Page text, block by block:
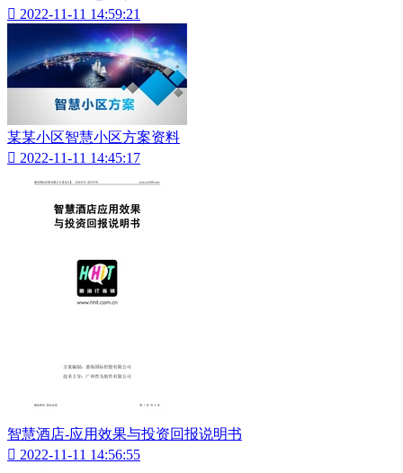
 2022-11-11 14:59:21
某某小区智慧小区方案资料
 2022-11-11 14:45:17
智慧酒店-应用效果与投资回报说明书
 2022-11-11 14:56:55